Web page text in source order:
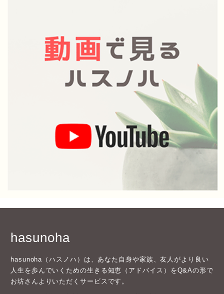
hasunoha
hasunoha（ハスノハ）は、あなた自身や家族、友人がより良い
人生を歩んでいくための生きる知恵（アドバイス）をQ&Aの形で
お坊さんよりいただくサービスです。